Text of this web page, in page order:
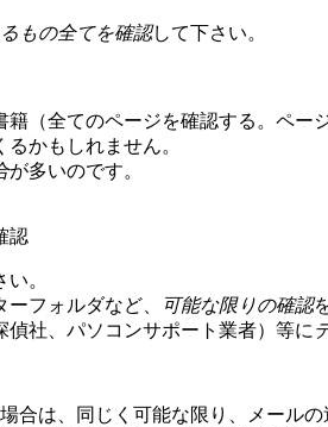
もの全てを確認して下さい。
（全てのページを確認する。ペ
かもしれません。
が多いのです。
認
。
フォルダなど、
可能な限りの確認
偵社、パソコンサポート業者）等に
合は、同じく可能な限り、メール